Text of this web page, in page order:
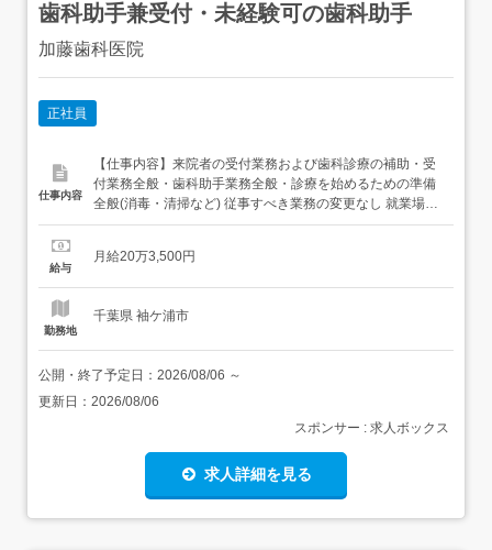
歯科助手兼受付・未経験可の歯科助手
加藤歯科医院
正社員
仕事内容
【仕事内容】来院者の受付業務および歯科診療の補助・受
付業務全般・歯科助手業務全般・診療を始めるための準備
全般(消毒・清掃など) 従事すべき業務の変更なし 就業場所
の変更なし 【経験・資格】<応募要件>資格不問 年齢、経
本給 180,000円・食事手当 8,000円・厚生手当 5,500円・
給与
月給20万3,500円
勤務地
千葉県 袖ケ浦市
公開・終了予定日： 2026/08/06 ～
更新日： 2026/08/06
スポンサー : 求人ボックス
求人詳細を見る